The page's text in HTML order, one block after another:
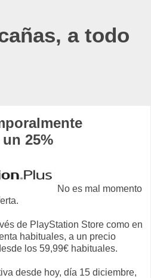
a todo
25%
No es mal momento
de PlayStation Store como en
habituales, a un precio
los 59,99€ habituales.
desde hoy, día 15 diciembre,